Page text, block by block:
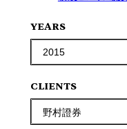
YEARS
CLIENTS